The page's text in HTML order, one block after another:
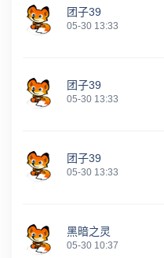
团子39
05-30 13:33
团子39
05-30 13:33
团子39
05-30 13:33
黑暗之灵
05-30 10:37